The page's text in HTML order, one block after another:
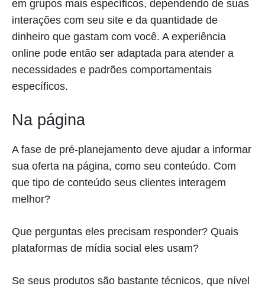
em grupos mais específicos, dependendo de suas
interações com seu site e da quantidade de
dinheiro que gastam com você. A experiência
online pode então ser adaptada para atender a
necessidades e padrões comportamentais
específicos.
Na página
A fase de pré-planejamento deve ajudar a informar
sua oferta na página, como seu conteúdo. Com
que tipo de conteúdo seus clientes interagem
melhor?
Que perguntas eles precisam responder? Quais
plataformas de mídia social eles usam?
Se seus produtos são bastante técnicos, que nível